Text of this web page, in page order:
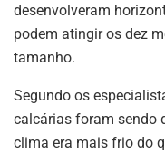
desenvolveram
podem atingir os dez
tamanho.
Segundo os
calcárias foram sendo
clima era mais frio do